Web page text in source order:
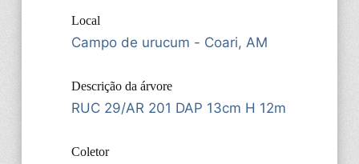
Local
Campo de urucum - Coari, AM
Descrição da árvore
RUC 29/AR 201 DAP 13cm H 12m
Coletor